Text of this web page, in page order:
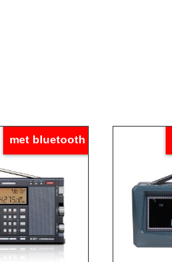
met bluetooth